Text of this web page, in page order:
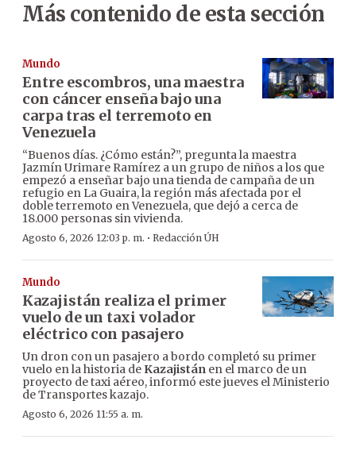
Más contenido de esta sección
Mundo
Entre escombros, una maestra
con cáncer enseña bajo una
carpa tras el terremoto en
Venezuela
“Buenos días. ¿Cómo están?”, pregunta la maestra
Jazmín Urimare Ramírez a un grupo de niños a los que
empezó a enseñar bajo una tienda de campaña de un
refugio en La Guaira, la región más afectada por el
doble terremoto en Venezuela, que dejó a cerca de
18.000 personas sin vivienda.
Agosto 6, 2026 12:03 p. m. · Redacción ÚH
Mundo
Kazajistán realiza el primer
vuelo de un taxi volador
eléctrico con pasajero
Un dron con un pasajero a bordo completó su primer
vuelo en la historia de Kazajistán en el marco de un
proyecto de taxi aéreo, informó este jueves el Ministerio
de Transportes kazajo.
Agosto 6, 2026 11:55 a. m.